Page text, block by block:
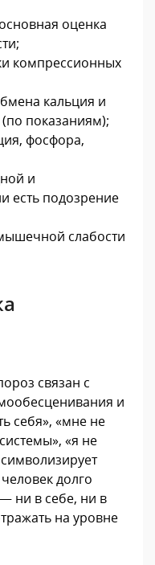
оценка
компрессионных
кальция и
показаниям);
фосфора,
и
есть подозрение
слабости
связан с
и
себя», «мне не
«я не
долго
ни в себе, ни в
на уровне